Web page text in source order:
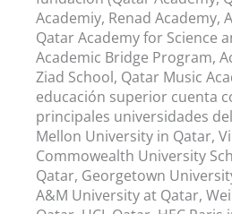
Academiy, Renad Academy,
Qatar Academy for Science
Academic Bridge Program,
Ziad School, Qatar Music
educación superior cuenta
principales universidades
Mellon University in Qatar,
Commowealth University
Qatar, Georgetown
A&M University at Qatar,